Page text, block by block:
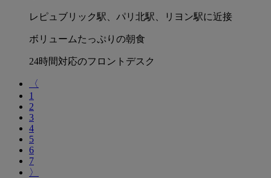
レピュブリック駅、パリ北駅、リヨン駅に近接
ボリュームたっぷりの朝食
24時間対応のフロントデスク
〈
1
2
3
4
5
6
7
〉